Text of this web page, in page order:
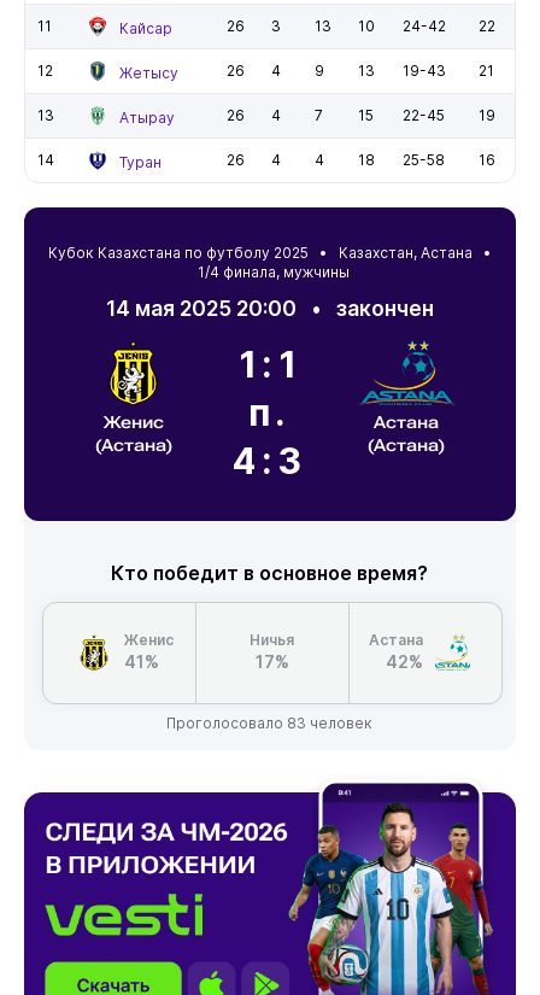
11 Кайсар 26 3 13 10 24-42 22
12 Жетысу 26 4 9 13 19-43 21
13 Атырау 26 4 7 15 22-45 19
14 Туран 26 4 4 18 25-58 16
Кубок Казахстана по футболу 2025 • Казахстан, Астана •
1/4 финала, мужчины
14 мая 2025 20:00 • закончен
Женис
(Астана)
1:1
п.
4:3
Астана
(Астана)
Кто победит в основное время?
Женис
41%
Ничья
17%
Астана
42%
Проголосовало 83 человек